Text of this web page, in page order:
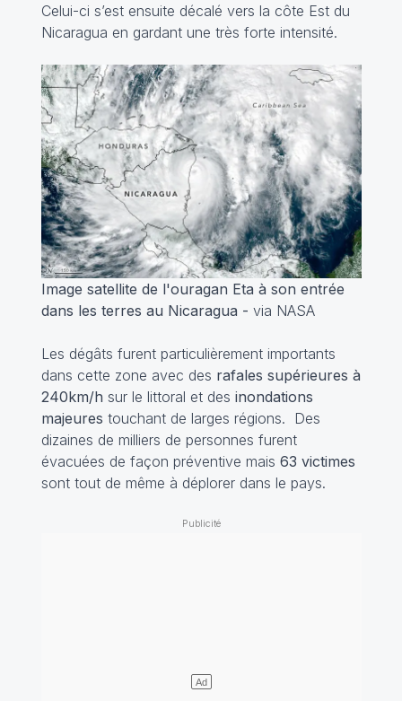
Celui-ci s’est ensuite décalé vers la côte Est du
Nicaragua en gardant une très forte intensité.
Image satellite de l'ouragan Eta à son entrée
dans les terres au Nicaragua - via NASA
Les dégâts furent particulièrement importants
dans cette zone avec des rafales supérieures à
240km/h sur le littoral et des inondations
majeures touchant de larges régions. Des
dizaines de milliers de personnes furent
évacuées de façon préventive mais 63 victimes
sont tout de même à déplorer dans le pays.